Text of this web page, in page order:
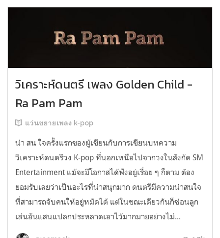
วิเคราะห์ดนตรี เพลง Golden Child -
Ra Pam Pam
แว่นขยายเพลง k-pop
น่า สน ใจครั้งแรกของผู้เขียนกับการเขียนบทความ
วิเคราะห์ดนตรีวง K-pop ที่นอกเหนือไปจากวงในสังกัด SM
Entertainment แม้จะมีโอกาสได้ฟังอยู่เรื่อย ๆ ก็ตาม ต้อง
ยอมรับเลยว่าเป็นอะไรที่น่าสนุกมาก ดนตรีมีความน่าสนใจ
ที่สามารถจับคนให้อยู่หมัดได้ แต่ในขณะเดียวกันก็ซ่อนลูก
เล่นอันแสนแปลกประหลาดเอาไว้มากมายอย่างไม่...